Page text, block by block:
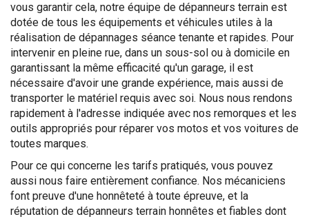
vous garantir cela, notre équipe de dépanneurs terrain est
dotée de tous les équipements et véhicules utiles à la
réalisation de dépannages séance tenante et rapides. Pour
intervenir en pleine rue, dans un sous-sol ou à domicile en
garantissant la même efficacité qu'un garage, il est
nécessaire d'avoir une grande expérience, mais aussi de
transporter le matériel requis avec soi. Nous nous rendons
rapidement à l'adresse indiquée avec nos remorques et les
outils appropriés pour réparer vos motos et vos voitures de
toutes marques.
Pour ce qui concerne les tarifs pratiqués, vous pouvez
aussi nous faire entièrement confiance. Nos mécaniciens
font preuve d'une honnêteté à toute épreuve, et la
réputation de dépanneurs terrain honnêtes et fiables dont